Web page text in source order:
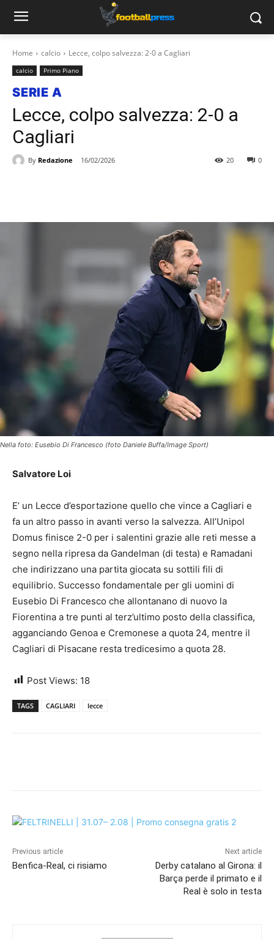
Home calcio Lecce, colpo salvezza: 2-0 a Cagliari
calcio Primo Piano
SERIE A
Lecce, colpo salvezza: 2-0 a
Cagliari
By Redazione 16/02/2026 0
20
Nella foto: Eusebio Di Francesco (foto Daniele Buffa/Image Sport)
Salvatore Loi
E’ un Lecce d’esportazione quello che vince a Cagliari e
fa un altro passo in avanti verso la salvezza. All’Unipol
Domus finisce 2-0 per i salentini grazie alle reti messe a
segno nella ripresa da Gandelman (di testa) e Ramadani
che indirizzano una partita giocata su sottili fili di
equilibrio. Successo fondamentale per gli uomini di
Eusebio Di Francesco che allontanano di nuovo la
Fiorentina a tre punti al terz’ultimo posto della classifica,
agganciando Genoa e Cremonese a quota 24, mentre il
Cagliari di Pisacane resta tredicesimo a quota 28.
Post Views: 18
TAGS CAGLIARI lecce
Previous article
Benfica-Real, ci risiamo
Next article
Derby catalano al Girona: il
Barça perde il primato e il
Real è solo in testa